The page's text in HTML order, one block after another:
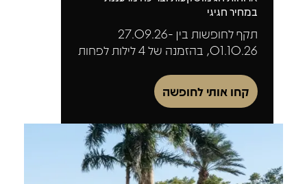
במחיר חגיגי
תקף לחופשות בין 27.09.26-
01.10.26, בהזמנה של 4 לילות לפחות
קחו אותי לחופשה